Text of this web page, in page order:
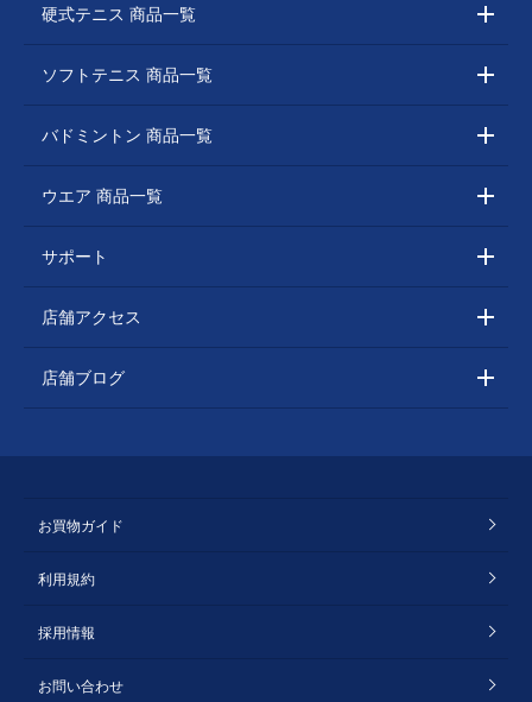
硬式テニス 商品一覧
ソフトテニス 商品一覧
バドミントン 商品一覧
ウエア 商品一覧
サポート
店舗アクセス
店舗ブログ
お買物ガイド
利用規約
採用情報
お問い合わせ